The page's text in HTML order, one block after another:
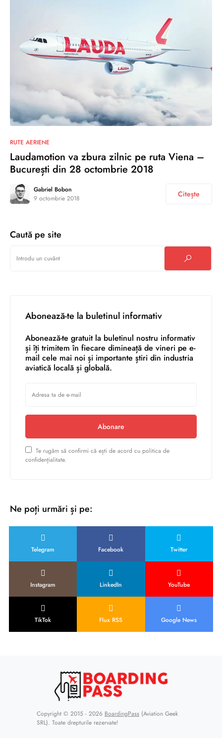
RUTE AERIENE
Laudamotion va zbura zilnic pe ruta Viena –
București din 28 octombrie 2018
Gabriel Bobon
9 octombrie 2018
Citește
Caută pe site
Abonează-te la buletinul informativ
Abonează-te gratuit la buletinul nostru informativ
și îți trimitem în fiecare dimineață de vineri pe e-
mail cele mai noi și importante știri din industria
aviatică locală și globală.
Abonare
Te rugăm să confirmi că ești de acord cu politica de
confidențialitate.
Ne poți urmări și pe:
Telegram Facebook Twitter
Instagram LinkedIn YouTube
TikTok Flux RSS Google News
Copyright © 2015 - 2026 BoardingPass (Aviation Geek
SRL). Toate drepturile rezervate!